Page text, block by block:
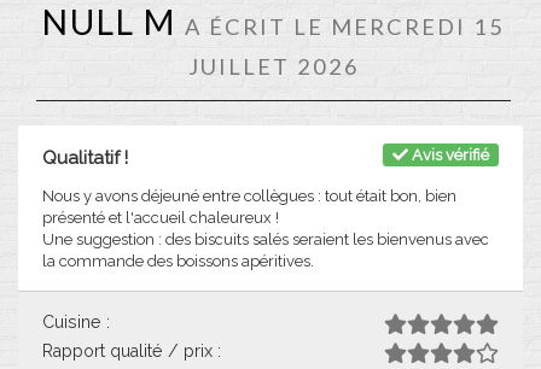
NULL M A ÉCRIT LE MERCREDI 15
JUILLET 2026
Avis vérifié
Qualitatif !
Nous y avons déjeuné entre collègues : tout était bon, bien
présenté et l'accueil chaleureux !
Une suggestion : des biscuits salés seraient les bienvenus avec
la commande des boissons apéritives.
Cuisine :
Rapport qualité / prix :